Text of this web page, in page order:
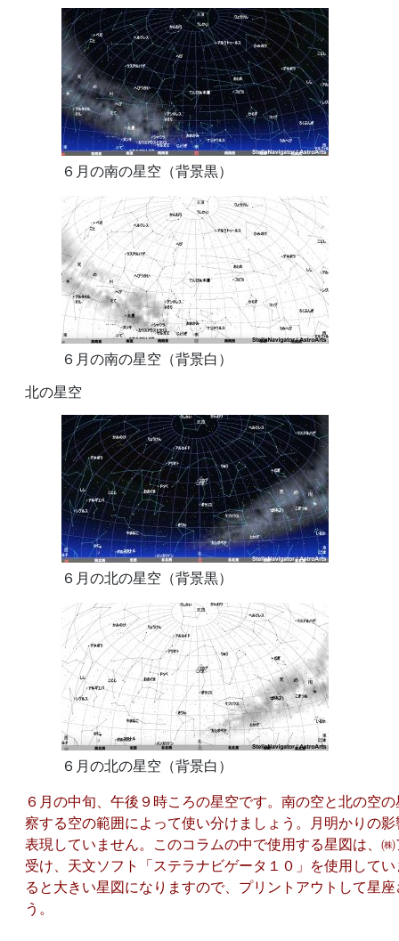
６月の南の星空（背景黒）
６月の南の星空（背景白）
北の星空
６月の北の星空（背景黒）
６月の北の星空（背景白）
６月の中旬、午後９時ころの星空です。南の空と北の空
察する空の範囲によって使い分けましょう。月明かりの
表現していません。このコラムの中で使用する星図は、
受け、天文ソフト「ステラナビゲータ１０」を使用して
ると大きい星図になりますので、プリントアウトして星
う。